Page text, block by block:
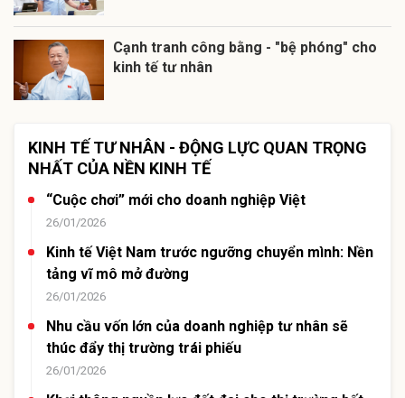
Cạnh tranh công bằng - "bệ phóng" cho
kinh tế tư nhân
KINH TẾ TƯ NHÂN - ĐỘNG LỰC QUAN TRỌNG
NHẤT CỦA NỀN KINH TẾ
“Cuộc chơi” mới cho doanh nghiệp Việt
26/01/2026
Kinh tế Việt Nam trước ngưỡng chuyển mình: Nền
tảng vĩ mô mở đường
26/01/2026
Nhu cầu vốn lớn của doanh nghiệp tư nhân sẽ
thúc đẩy thị trường trái phiếu
26/01/2026